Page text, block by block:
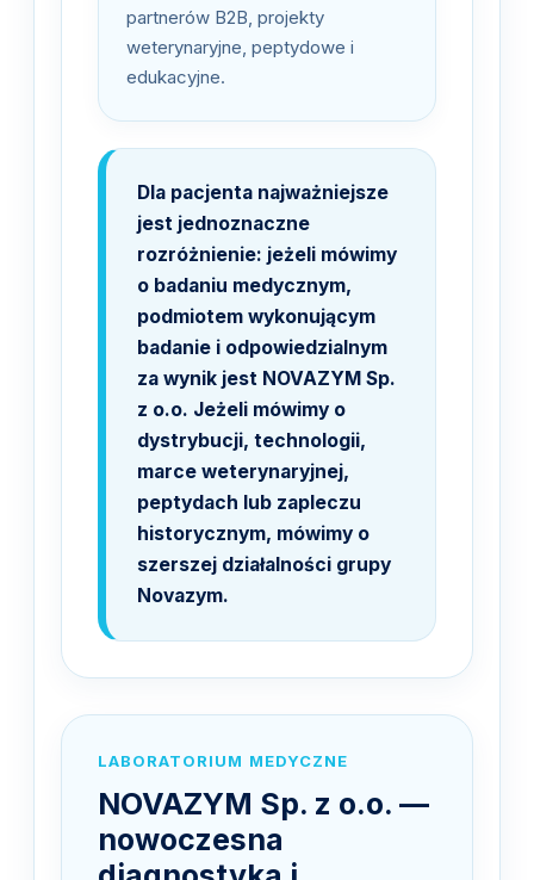
partnerów B2B, projekty
weterynaryjne, peptydowe i
edukacyjne.
Dla pacjenta najważniejsze
jest jednoznaczne
rozróżnienie: jeżeli mówimy
o badaniu medycznym,
podmiotem wykonującym
badanie i odpowiedzialnym
za wynik jest NOVAZYM Sp.
z o.o. Jeżeli mówimy o
dystrybucji, technologii,
marce weterynaryjnej,
peptydach lub zapleczu
historycznym, mówimy o
szerszej działalności grupy
Novazym.
LABORATORIUM MEDYCZNE
NOVAZYM Sp. z o.o. —
nowoczesna